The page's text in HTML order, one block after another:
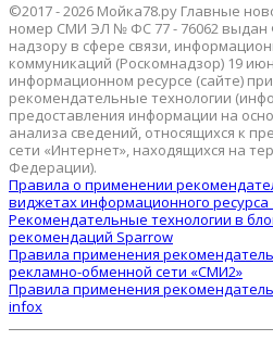
©2017 - 2026 Мойка78.ру Главные
номер СМИ ЭЛ № ФС 77 - 76062 выдан
надзору в сфере связи,
коммуникаций (Роскомнадзор) 19
информационном ресурсе (сайте)
рекомендательные технологии
предоставления информации на
анализа сведений, относящихся к
сети «Интернет», находящихся на
Федерации).
Правила о применении
виджетах информационного
Рекомендательные технологии в
рекомендаций Sparrow
Правила применения
рекламно-обменной сети «СМИ2»
Правила применения
infox